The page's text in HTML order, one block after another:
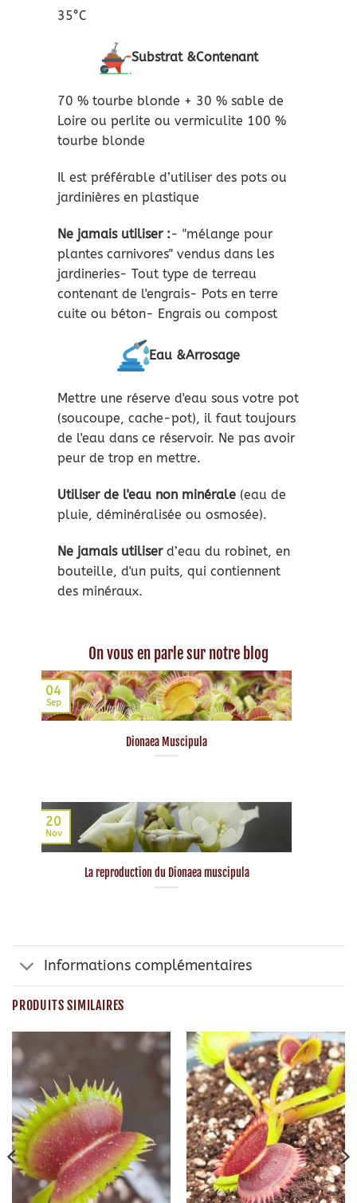
35°C
Substrat &Contenant
70 % tourbe blonde + 30 % sable de
Loire ou perlite ou vermiculite 100 %
tourbe blonde
Il est préférable d’utiliser des pots ou
jardinières en plastique
Ne jamais utiliser :- "mélange pour
plantes carnivores" vendus dans les
jardineries- Tout type de terreau
contenant de l'engrais- Pots en terre
cuite ou béton- Engrais ou compost
Eau &Arrosage
Mettre une réserve d'eau sous votre pot
(soucoupe, cache-pot), il faut toujours
de l'eau dans ce réservoir. Ne pas avoir
peur de trop en mettre.
Utiliser de l'eau non minérale(eau de
pluie, déminéralisée ou osmosée).
Ne jamais utiliserd’eau du robinet, en
bouteille, d'un puits, qui contiennent
des minéraux.
On vous en parle sur notre blog
Dionaea Muscipula
04
Sep
La reproduction du Dionaea muscipula
20
Nov
Informations complémentaires
PRODUITS SIMILAIRES